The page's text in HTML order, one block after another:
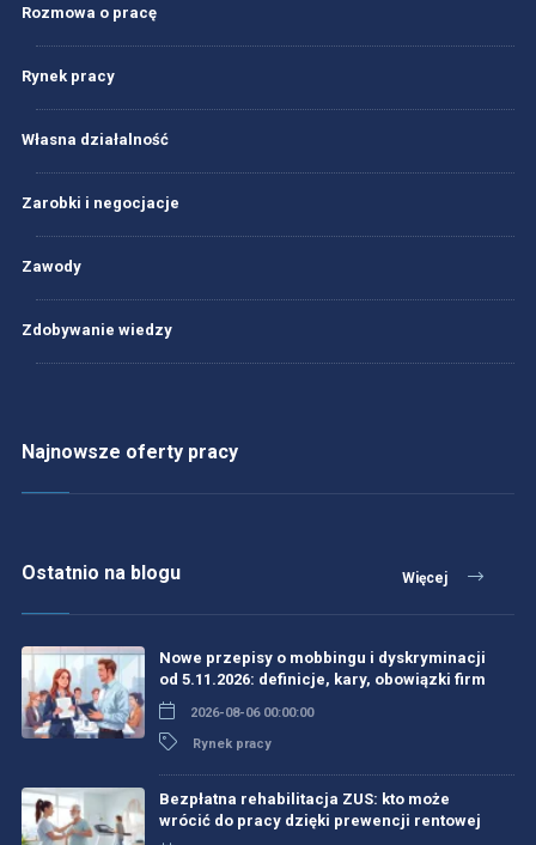
Rozmowa o pracę
Rynek pracy
Własna działalność
Zarobki i negocjacje
Zawody
Zdobywanie wiedzy
Najnowsze oferty pracy
Ostatnio na blogu Więcej
Nowe przepisy o mobbingu i dyskryminacji
od 5.11.2026: definicje, kary, obowiązki firm
2026-08-06 00:00:00
Rynek pracy
Bezpłatna rehabilitacja ZUS: kto może
wrócić do pracy dzięki prewencji rentowej